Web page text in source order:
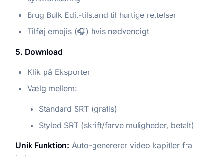
Brug Bulk Edit-tilstand til hurtige rettelser
Tilføj emojis (🎧) hvis nødvendigt
5. Download
Klik på Eksporter
Vælg mellem:
Standard SRT (gratis)
Styled SRT (skrift/farve muligheder, betalt)
Unik Funktion: Auto-genererer video kapitler fra